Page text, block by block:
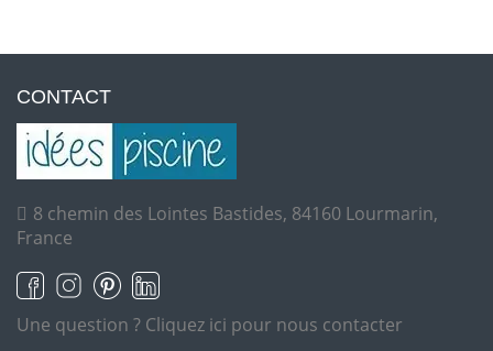
CONTACT
8 chemin des Lointes Bastides, 84160 Lourmarin,
France
Une question ? Cliquez ici pour nous contacter